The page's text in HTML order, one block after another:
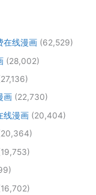
在线漫画 (62,529)
(28,002)
画 (22,730)
线漫画 (20,404)